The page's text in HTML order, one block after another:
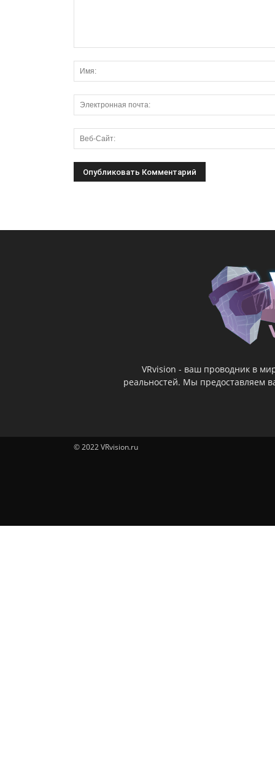
VRvision - ваш проводник в
реальностей. Мы предоставляем
© 2022 VRvision.ru